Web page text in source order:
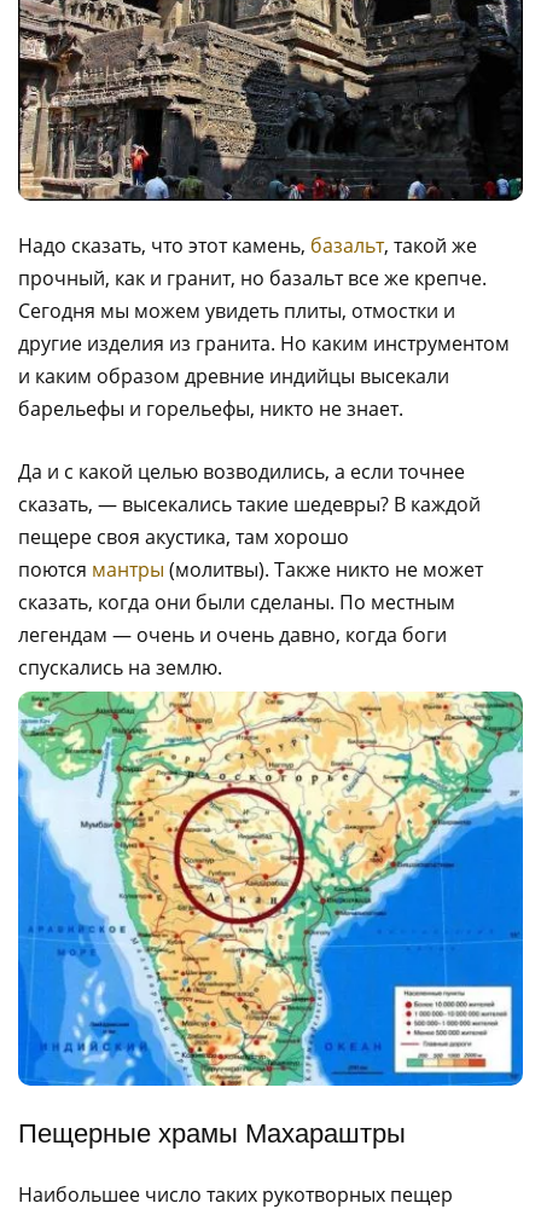
Надо сказать, что этот камень, базальт, такой же
прочный, как и гранит, но базальт все же крепче.
Сегодня мы можем увидеть плиты, отмостки и
другие изделия из гранита. Но каким инструментом
и каким образом древние индийцы высекали
барельефы и горельефы, никто не знает.
Да и с какой целью возводились, а если точнее
сказать, — высекались такие шедевры? В каждой
пещере своя акустика, там хорошо
поются мантры (молитвы). Также никто не может
сказать, когда они были сделаны. По местным
легендам — очень и очень давно, когда боги
спускались на землю.
Пещерные храмы Махараштры
Наибольшее число таких рукотворных пещер